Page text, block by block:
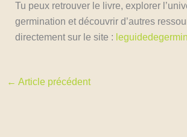
Tu peux retrouver le livre, explorer
germination et découvrir d’autres
directement sur le site :
← Article précédent